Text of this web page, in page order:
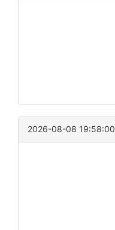
2026-08-08 19:58:00